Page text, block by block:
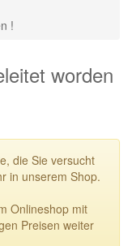
!
worden
die Sie versucht
in unserem Shop.
Onlineshop mit
Preisen weiter